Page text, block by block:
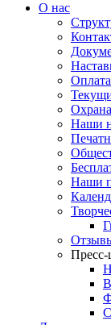
О нас
Наши
Наши
Пресс-